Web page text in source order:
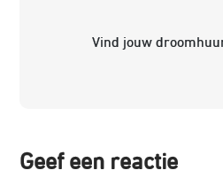
Vind jouw
Geef een reactie